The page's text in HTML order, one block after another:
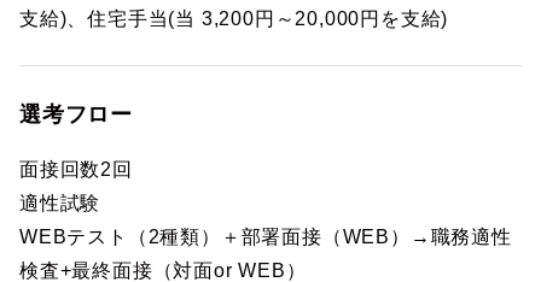
支給)、住宅手当(当 3,200円～20,000円を支給)
選考フロー
面接回数2回
適性試験
WEBテスト（2種類）＋部署面接（WEB）→職務適性
検査+最終面接（対面or WEB）